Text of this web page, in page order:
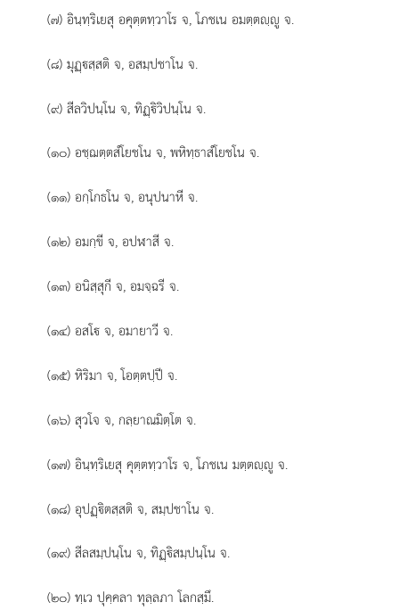
(๗) อินฺทฺริเยสุอคุตฺตทฺวาโร จ, โภชเน อมตฺตฺู จ.
(๘) มุฏฺสฺสติ จ, อสมฺปชาโน จ.
(๙) สีลวิปนฺโน จ, ทิฏฺิวิปนฺโน จ.
(๑๐) อชฺฌตฺตสํโยชโนจ, พหิทฺธาสํโยชโน จ.
(๑๑) อกฺโกธโน จ, อนุปนาหี จ.
(๑๒) อมกฺขี จ, อปฬาสี จ.
(๑๓) อนิสฺสุกี จ, อมจฺฉรี จ.
(๑๔) อสโ จ, อมายาวี จ.
(๑๕) หิริมา จ, โอตฺตปฺปี จ.
(๑๖) สุวโจ จ, กลฺยาณมิตฺโต จ.
(๑๗) อินฺทฺริเยสุ คุตฺตทฺวาโร จ, โภชเน มตฺตฺู จ.
(๑๘) อุปฏฺิตสฺสติ จ, สมฺปชาโน จ.
(๑๙) สีลสมฺปนฺโน จ, ทิฏฺิสมฺปนฺโน จ.
(๒๐) ทฺเว ปุคฺคลา ทุลฺลภา โลกสฺมึ.